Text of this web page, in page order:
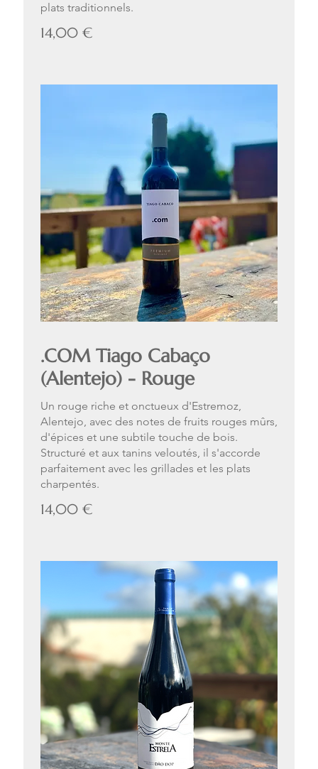
plats traditionnels.
14,00 €
.COM Tiago Cabaço
(Alentejo) - Rouge
Un rouge riche et onctueux d'Estremoz,
Alentejo, avec des notes de fruits rouges mûrs,
d'épices et une subtile touche de bois.
Structuré et aux tanins veloutés, il s'accorde
parfaitement avec les grillades et les plats
charpentés.
14,00 €